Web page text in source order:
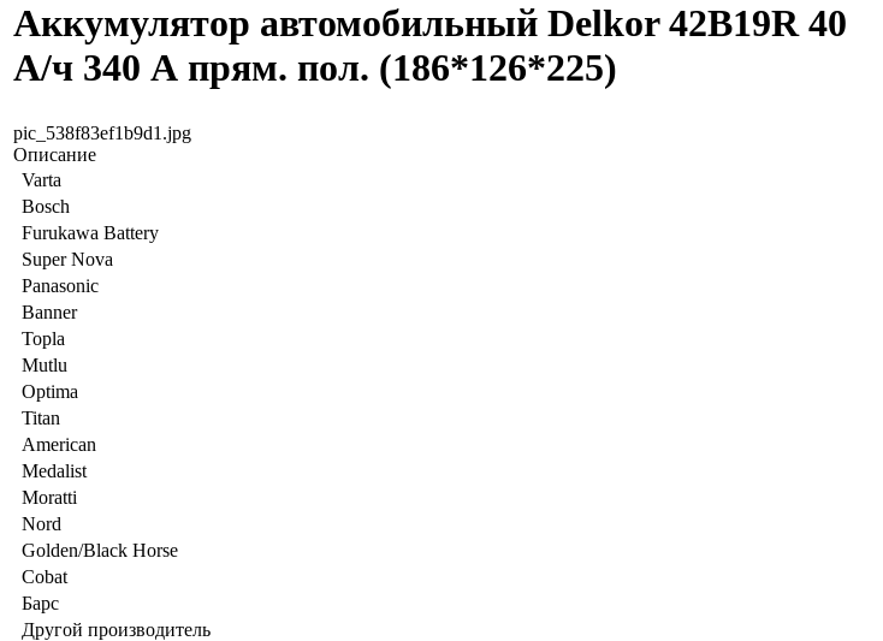
Аккумулятор автомобильный Delkor 42B19R 40
А/ч 340 А прям. пол. (186*126*225)
pic_538f83ef1b9d1.jpg
Описание
Varta
Bosch
Furukawa Battery
Super Nova
Panasonic
Banner
Topla
Mutlu
Optima
Titan
American
Medalist
Moratti
Nord
Golden/Black Horse
Cobat
Барс
Другой производитель